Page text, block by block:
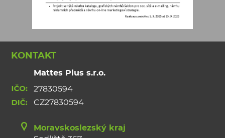
KONTAKT
Mattes Plus s.r.o.
27830594
CZ27830594
Moravskoslezský kraj